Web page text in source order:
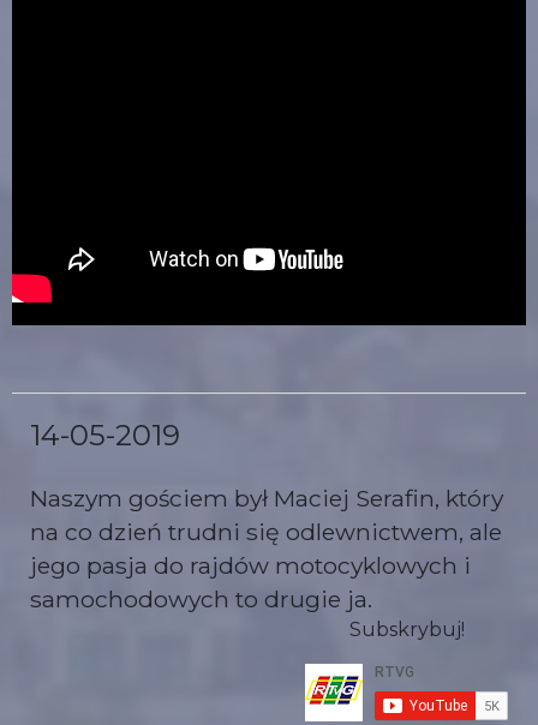
14-05-2019
Naszym gościem był Maciej Serafin, który
na co dzień trudni się odlewnictwem, ale
jego pasja do rajdów motocyklowych i
samochodowych to drugie ja.
Subskrybuj!